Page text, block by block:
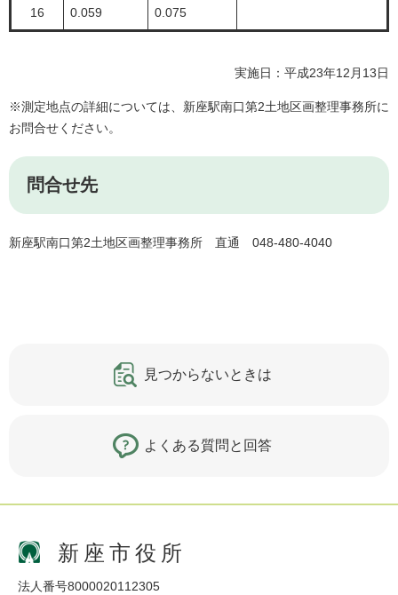
16 0.059 0.075
実施日：平成23年12月13日
※測定地点の詳細については、新座駅南口第2土地区画整理事務所に
お問合せください。
問合せ先
新座駅南口第2土地区画整理事務所 直通 048-480-4040
見つからないときは
よくある質問と回答
新座市役所
法人番号8000020112305